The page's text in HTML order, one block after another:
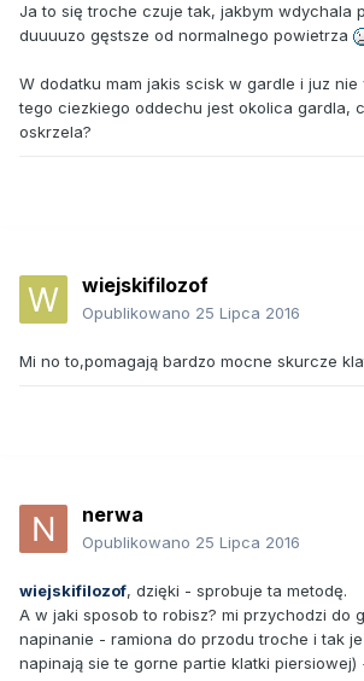
Ja to się troche czuje tak, jakbym wdychala
duuuuzo gęstsze od normalnego powietrza
W dodatku mam jakis scisk w gardle i juz
tego ciezkiego oddechu jest okolica gardla,
oskrzela?
wiejskifilozof
Opublikowano 25 Lipca 2016
Mi no to,pomagają bardzo mocne skurcze
nerwa
Opublikowano 25 Lipca 2016
wiejskifilozof, dzięki - sprobuje ta metodę.
A w jaki sposob to robisz? mi przychodzi do
napinanie - ramiona do przodu troche i tak
napinają sie te gorne partie klatki piersiowej)